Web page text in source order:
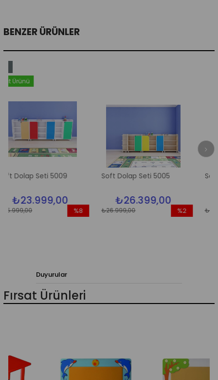
BENZER ÜRÜNLER
5009 Soft Dolap Seti 5005
₺26.399,00
₺26.999,00
Soft Dolap
₺26.999,00
Duyurular
Fırsat Ürünleri